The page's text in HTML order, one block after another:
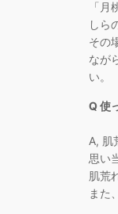
「
しら
その
なが
い。
Q 使
A, 肌
思い
肌荒
また